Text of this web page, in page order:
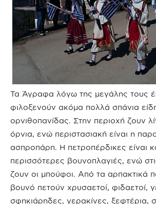
Τα Άγραφα λόγω της μεγάλης τους
φιλοξενούν ακόμα πολλά σπάνια
ορνιθοπανίδας. Στην περιοχή ζουν
όρνια, ενώ περιστασιακή είναι η
ασπροπάρη. Η πετροπέρδικες είναι
περισσότερες βουνοπλαγιές, ενώ
ζουν οι μπούφοι. Από τα αρπακτικά
βουνό πετούν χρυσαετοί, φιδαετοί,
σφηκιάρηδες, γερακίνες, ξεφτέρια,